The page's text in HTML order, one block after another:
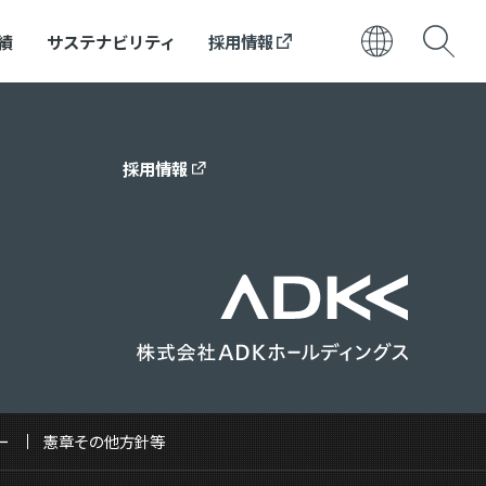
サステナビリティ 採用情報
採用情報
憲章その他方針等